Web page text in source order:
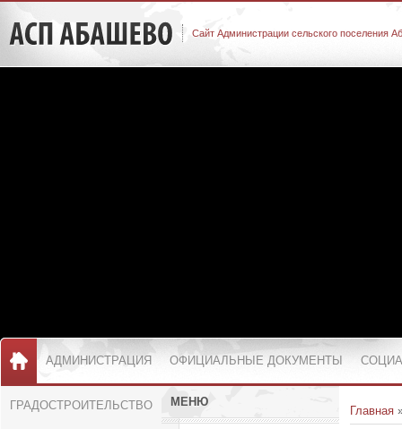
Сайт Администрации сельского поселения
АДМИНИСТРАЦИЯ ОФИЦИАЛЬНЫЕ ДОКУМЕНТЫ
ГРАДОСТРОИТЕЛЬСТВО МЕНЮ
Главная